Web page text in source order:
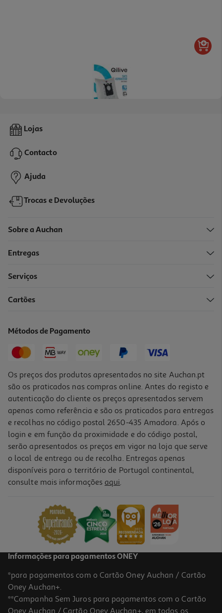
Sacos De Aspirador Qilive 219+ Pack 4
6,39 €
4.3
Sacos De Aspirador Qilive 272+ Pack 4
Lojas
Contacto
Ajuda
Trocas e Devoluções
Sobre a Auchan
Entregas
Serviços
Cartões
Métodos de Pagamento
Os preços dos produtos apresentados no site Auchan.pt
são os praticados nas compras online. Antes do registo e
autenticação do cliente os preços apresentados servem
apenas como referência e são os praticados para entregas
e recolhas no código postal 2650-435 Amadora. Após o
login e em função da proximidade e do código postal,
serão apresentados os preços em vigor na loja que serve
o local de entrega ou de recolha. Entregas apenas
disponíveis para o território de Portugal continental,
consulte mais informações aqui.
Informações para pagamentos ONEY
*para pagamentos com o Cartão Oney Auchan / Cartão
Oney Auchan+.
**Campanha Sem Juros para pagamentos com o Cartão
Oney Auchan / Cartão Oney Auchan+, em todos os